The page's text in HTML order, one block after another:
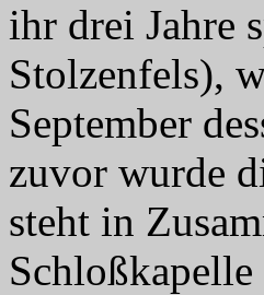
ihr drei Jahre
Stolzenfels),
September
zuvor wurde
steht in